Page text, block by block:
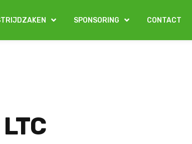
SPONSORING CONTACT